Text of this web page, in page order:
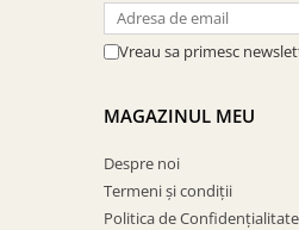
Vreau sa primesc
MAGAZINUL MEU
Despre noi
Termeni și condiții
Politica de Confidențialitate